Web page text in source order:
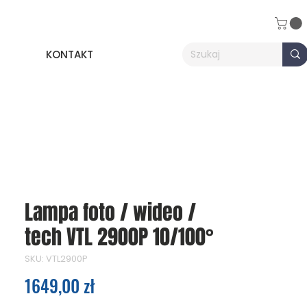
KONTAKT
Lampa foto / wideo /
tech VTL 2900P 10/100°
SKU: VTL2900P
1649,00 złCena